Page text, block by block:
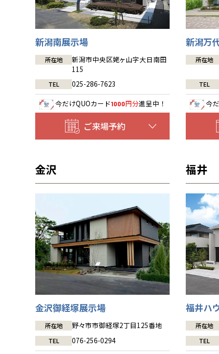
新潟南展示場
所在地
新潟市中央区姥ヶ山字大日南田
115
TEL
025-286-7623
今だけQUOカード1000円分進呈中！
ご来場予約
新潟万
所在地
TEL
今
金沢
金沢御経塚展示場
所在地 野々市市御経塚2丁目125番地
TEL
076-256-0294
福井
福井ハ
所在地
TEL